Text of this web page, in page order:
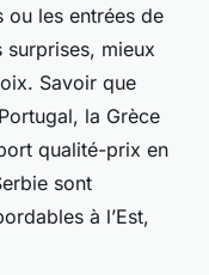
ou les entrées de
surprises, mieux
Savoir que
la Grèce
qualité-prix en
sont
à l’Est,